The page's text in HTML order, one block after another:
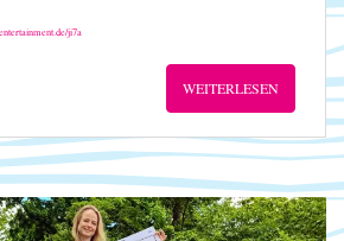
ji7a
WEITERLESEN